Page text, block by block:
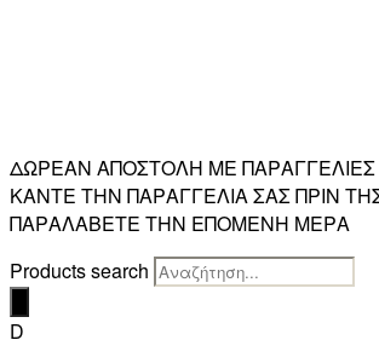
ΔΩΡΕΑΝ ΑΠΟΣΤΟΛΗ ΜΕ ΠΑΡΑΓΓΕΛΙΕΣ
ΚΑΝΤΕ ΤΗΝ ΠΑΡΑΓΓΕΛΙΑ ΣΑΣ ΠΡΙΝ ΤΗΣ
ΠΑΡΑΛΑΒΕΤΕ ΤΗΝ ΕΠΟΜΕΝΗ ΜΕΡΑ
Products search
D